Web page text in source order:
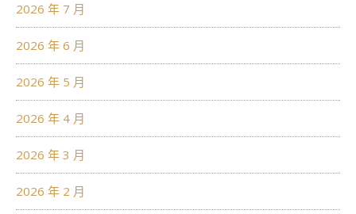
2026 年 7 月
2026 年 6 月
2026 年 5 月
2026 年 4 月
2026 年 3 月
2026 年 2 月